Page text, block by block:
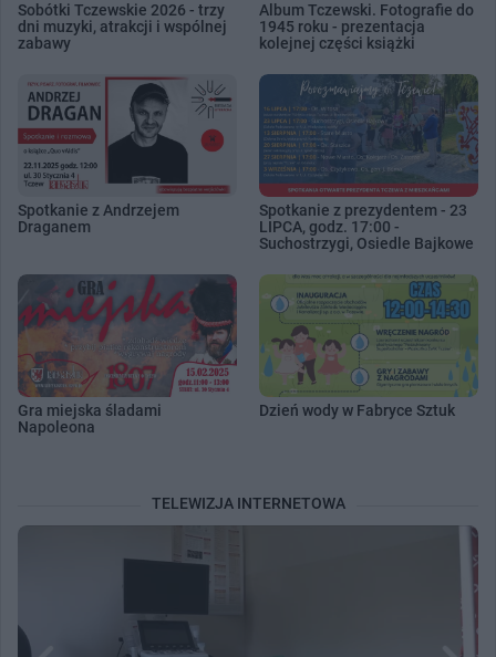
Sobótki Tczewskie 2026 - trzy
dni muzyki, atrakcji i wspólnej
zabawy
Album Tczewski. Fotografie do
1945 roku - prezentacja
kolejnej części książki
Spotkanie z Andrzejem
Draganem
Spotkanie z prezydentem - 23
LIPCA, godz. 17:00 -
Suchostrzygi, Osiedle Bajkowe
Gra miejska śladami
Napoleona
Dzień wody w Fabryce Sztuk
TELEWIZJA INTERNETOWA